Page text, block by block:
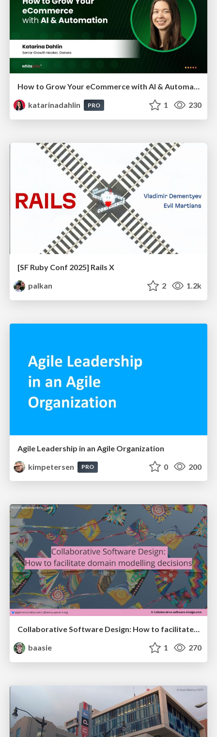
katarinadahlin
PRO 1 230
[SF Ruby Conf 2025] Rails X
palkan
2 1.2k
Agile Leadership in an Agile Organization
kimpetersen
PRO 0 200
Collaborative Software Design: How to facilitate domain modelling decisions
baasie
1 270